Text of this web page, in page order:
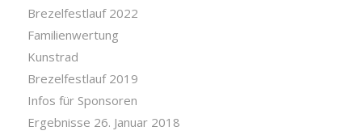
Brezelfestlauf 2022
Familienwertung
Kunstrad
Brezelfestlauf 2019
Infos für Sponsoren
Ergebnisse 26. Januar 2018